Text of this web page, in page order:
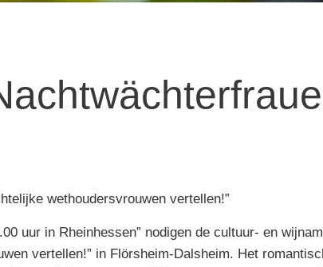
wethoudersvrouwen vertellen!”
uur in Rheinhessen” nodigen de cultuur- en
vertellen!” in Flörsheim-Dalsheim. Het